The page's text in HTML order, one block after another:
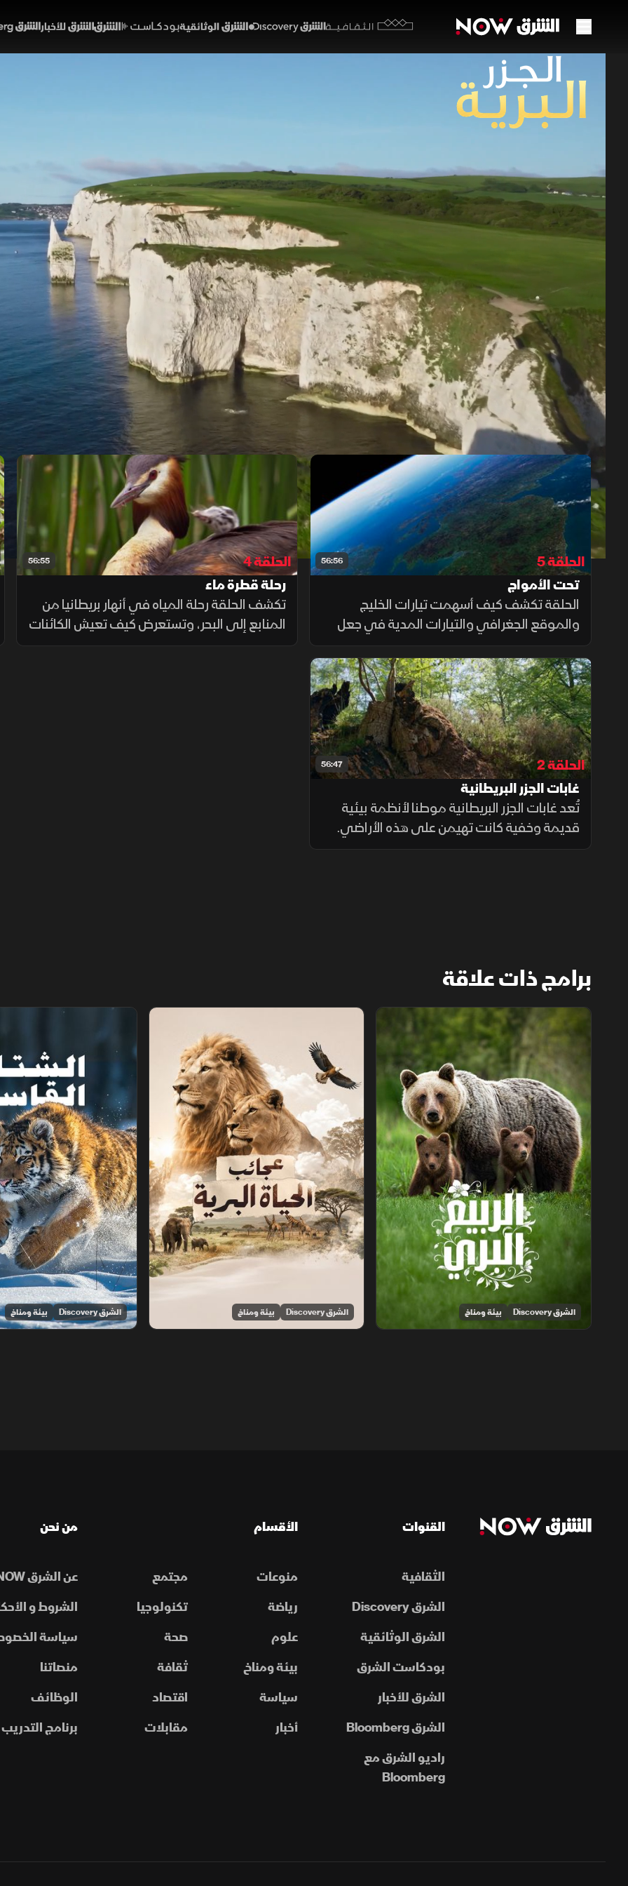
الثقافية
1x auto
من جداول الطباشير وغابات أزهار الجرس الأزرق في العالم.
الحياة البرية والطبيعة ديسكفري
حلقات الموسم 1
56:56
الحلقة 5
تحت الأمواج
الحلقة تكشف كيف أسهمت تيارات الخليج
والموقع الجغرافي والتيارات المدية في جعل
البحار المحيطة بالجزر البريطانية من أغنى البيئات
البحرية مستعرضا تنوعها البيولوجي وأساليب
تكيف الكائنات مع الحياة تحت الماء
56:55
الحلقة 4
رحلة قطرة ماء
تكشف الحلقة رحلة المياه في أنهار بريطانيا من
المنابع إلى البحر، وتستعرض كيف تعيش الكائنات
الحية وتتغذى وتتكاثر داخل منظومة مائية تضم
56:47
الحلقة 2
غابات الجزر البريطانية
تُعد غابات الجزر البريطانية موطنا لأنظمة بيئية
قديمة وخفية كانت تهيمن على هذه الأراضي.
فبعد العصر الجليدي الأخير، بدأت الأشجار
برامج ذات علاقة
الربيع البري
الشرق Discovery بيئة ومناخ
عجائب الحياة البرية
الشرق Discovery بيئة ومناخ
الشتاء القاسي
الشرق Discovery بيئة ومناخ
القنوات
الثقافية
الشرق Discovery
الشرق الوثائقية
بودكاست الشرق
الشرق للأخبار
الشرق Bloomberg
راديو الشرق مع
Bloomberg
الأقسام
منوعات
مجتمع
رياضة
تكنولوجيا
علوم
صحة
بيئة ومناخ
ثقافة
سياسة
اقتصاد
أخبار
مقابلات
من نحن
عن الشرق NOW
الشروط و
سياسة
منصاتنا
الوظائف
برنامج التدريب